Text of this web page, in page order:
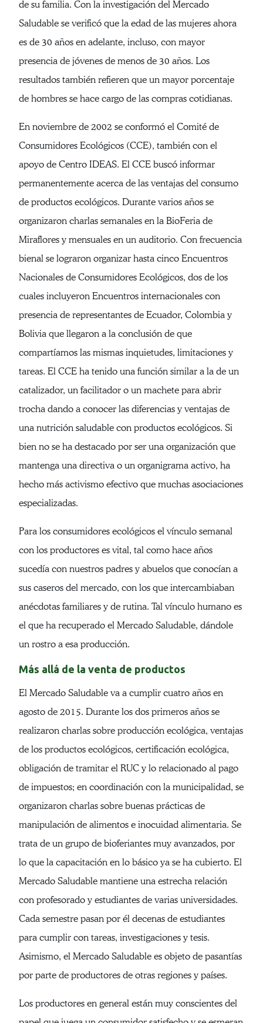
de su familia. Con la investigación del Mercado
Saludable se verificó que la edad de las mujeres ahora
es de 30 años en adelante, incluso, con mayor
presencia de jóvenes de menos de 30 años. Los
resultados también refieren que un mayor porcentaje
de hombres se hace cargo de las compras cotidianas.
En noviembre de 2002 se conformó el Comité de
Consumidores Ecológicos (CCE), también con el
apoyo de Centro IDEAS. El CCE buscó informar
permanentemente acerca de las ventajas del consumo
de productos ecológicos. Durante varios años se
organizaron charlas semanales en la BioFeria de
Miraflores y mensuales en un auditorio. Con frecuencia
bienal se lograron organizar hasta cinco Encuentros
Nacionales de Consumidores Ecológicos, dos de los
cuales incluyeron Encuentros internacionales con
presencia de representantes de Ecuador, Colombia y
Bolivia que llegaron a la conclusión de que
compartíamos las mismas inquietudes, limitaciones y
tareas. El CCE ha tenido una función similar a la de un
catalizador, un facilitador o un machete para abrir
trocha dando a conocer las diferencias y ventajas de
una nutrición saludable con productos ecológicos. Si
bien no se ha destacado por ser una organización que
mantenga una directiva o un organigrama activo, ha
hecho más activismo efectivo que muchas asociaciones
especializadas.
Para los consumidores ecológicos el vínculo semanal
con los productores es vital, tal como hace años
sucedía con nuestros padres y abuelos que conocían a
sus caseros del mercado, con los que intercambiaban
anécdotas familiares y de rutina. Tal vínculo humano es
el que ha recuperado el Mercado Saludable, dándole
un rostro a esa producción.
Más allá de la venta de productos
El Mercado Saludable va a cumplir cuatro años en
agosto de 2015. Durante los dos primeros años se
realizaron charlas sobre producción ecológica, ventajas
de los productos ecológicos, certificación ecológica,
obligación de tramitar el RUC y lo relacionado al pago
de impuestos; en coordinación con la municipalidad, se
organizaron charlas sobre buenas prácticas de
manipulación de alimentos e inocuidad alimentaria. Se
trata de un grupo de bioferiantes muy avanzados, por
lo que la capacitación en lo básico ya se ha cubierto. El
Mercado Saludable mantiene una estrecha relación
con profesorado y estudiantes de varias universidades.
Cada semestre pasan por él decenas de estudiantes
para cumplir con tareas, investigaciones y tesis.
Asimismo, el Mercado Saludable es objeto de pasantías
por parte de productores de otras regiones y países.
Los productores en general están muy conscientes del